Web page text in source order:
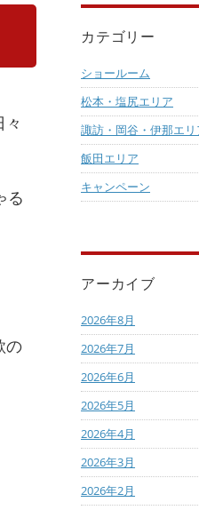
る
の
カテゴリー
ショールーム
松本・塩尻エリア
諏訪・岡谷・伊那エリ
飯田エリア
キャンペーン
アーカイブ
2026年8月
2026年7月
2026年6月
2026年5月
2026年4月
2026年3月
2026年2月